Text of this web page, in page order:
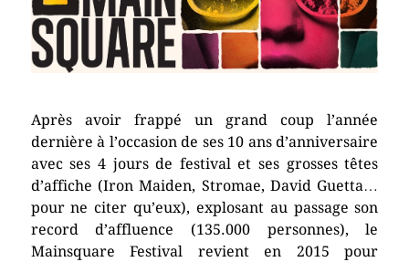
Après avoir frappé un grand coup l’année
dernière à l’occasion de ses 10 ans d’anniversaire
avec ses 4 jours de festival et ses grosses têtes
d’affiche (Iron Maiden, Stromae, David Guetta…
pour ne citer qu’eux), explosant au passage son
record d’affluence (135.000 personnes), le
Mainsquare Festival revient en 2015 pour